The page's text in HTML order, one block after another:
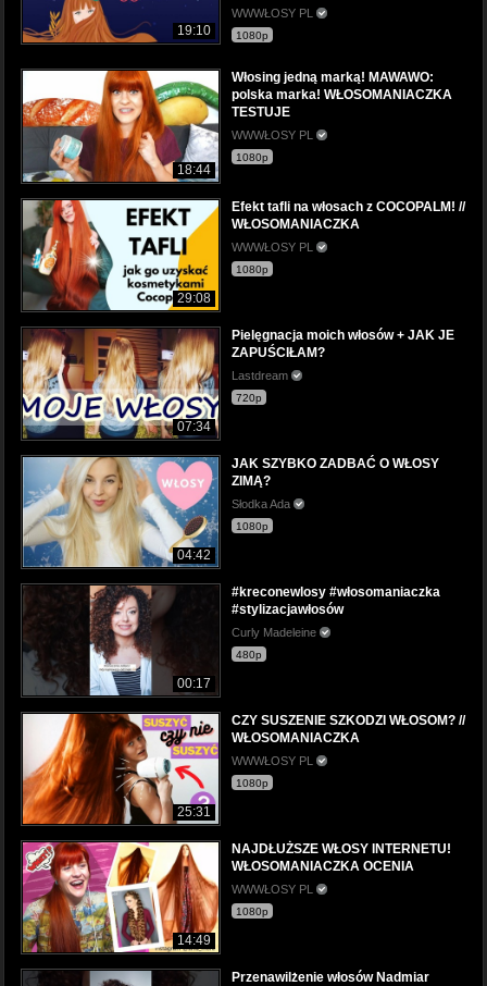
19:10
WWWŁOSY PL
1080p
18:44
Włosing jedną marką! MAWAWO:
polska marka! WŁOSOMANIACZKA
TESTUJE
WWWŁOSY PL
1080p
29:08
Efekt tafli na włosach z COCOPALM! //
WŁOSOMANIACZKA
WWWŁOSY PL
1080p
07:34
Pielęgnacja moich włosów + JAK JE
ZAPUŚCIŁAM?
Lastdream
720p
04:42
JAK SZYBKO ZADBAĆ O WŁOSY
ZIMĄ?
Słodka Ada
1080p
00:17
#kreconewlosy #włosomaniaczka
#stylizacjawłosów
Curly Madeleine
480p
25:31
CZY SUSZENIE SZKODZI WŁOSOM? //
WŁOSOMANIACZKA
WWWŁOSY PL
1080p
14:49
NAJDŁUŻSZE WŁOSY INTERNETU!
WŁOSOMANIACZKA OCENIA
WWWŁOSY PL
1080p
Przenawilżenie włosów Nadmiar